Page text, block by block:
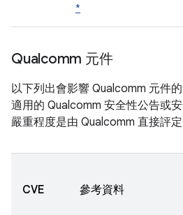
*
Qualcomm 元件
以下列出會影響 Qualcomm 元件
適用的 Qualcomm 安全性公告或
嚴重程度是由 Qualcomm 直接評定
CVE 參考資料